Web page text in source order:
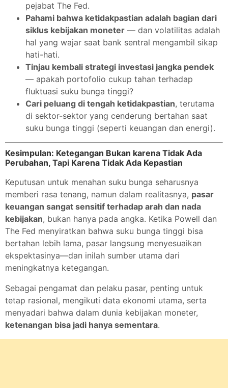
pejabat The Fed.
Pahami bahwa ketidakpastian adalah bagian dari
siklus kebijakan moneter — dan volatilitas adalah
hal yang wajar saat bank sentral mengambil sikap
hati-hati.
Tinjau kembali strategi investasi jangka pendek
— apakah portofolio cukup tahan terhadap
fluktuasi suku bunga tinggi?
Cari peluang di tengah ketidakpastian, terutama
di sektor-sektor yang cenderung bertahan saat
suku bunga tinggi (seperti keuangan dan energi).
Kesimpulan: Ketegangan Bukan karena Tidak Ada
Perubahan, Tapi Karena Tidak Ada Kepastian
Keputusan untuk menahan suku bunga seharusnya
memberi rasa tenang, namun dalam realitasnya, pasar
keuangan sangat sensitif terhadap arah dan nada
kebijakan, bukan hanya pada angka. Ketika Powell dan
The Fed menyiratkan bahwa suku bunga tinggi bisa
bertahan lebih lama, pasar langsung menyesuaikan
ekspektasinya—dan inilah sumber utama dari
meningkatnya ketegangan.
Sebagai pengamat dan pelaku pasar, penting untuk
tetap rasional, mengikuti data ekonomi utama, serta
menyadari bahwa dalam dunia kebijakan moneter,
ketenangan bisa jadi hanya sementara.